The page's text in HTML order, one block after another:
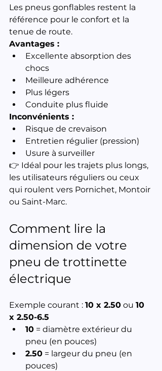
Les pneus gonflables restent la
référence pour le confort et la
tenue de route.
Avantages :
Excellente absorption des
chocs
Meilleure adhérence
Plus légers
Conduite plus fluide
Inconvénients :
Risque de crevaison
Entretien régulier (pression)
Usure à surveiller
👉 Idéal pour les trajets plus longs,
les utilisateurs réguliers ou ceux
qui roulent vers Pornichet, Montoir
ou Saint-Marc.
Comment lire la
dimension de votre
pneu de trottinette
électrique
Exemple courant : 10 x 2.50 ou 10
x 2.50-6.5
10 = diamètre extérieur du
pneu (en pouces)
2.50 = largeur du pneu (en
pouces)